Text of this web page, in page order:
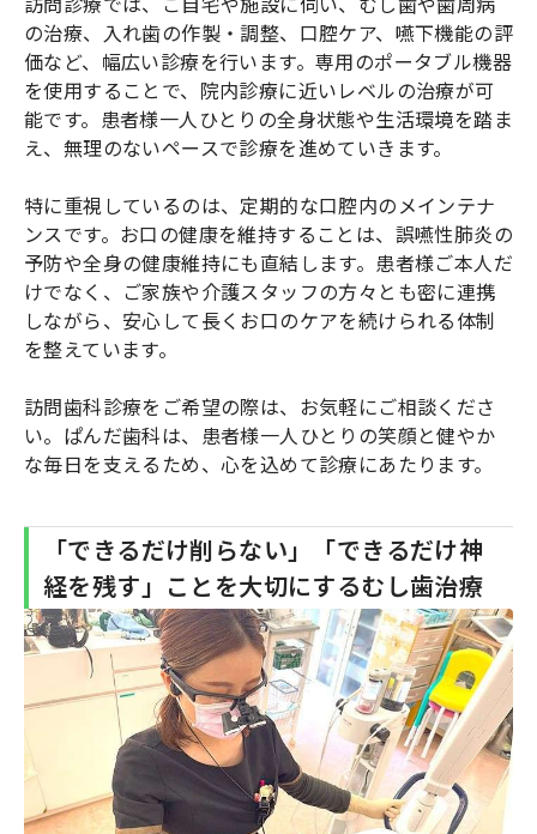
の治療、入れ歯の作製・調整、口腔ケア、嚥下機能の評
価など、幅広い診療を行います。専用のポータブル機器
を使用することで、院内診療に近いレベルの治療が可
能です。患者様一人ひとりの全身状態や生活環境を踏ま
え、無理のないペースで診療を進めていきます。
特に重視しているのは、定期的な口腔内のメインテナ
ンスです。お口の健康を維持することは、誤嚥性肺炎の
予防や全身の健康維持にも直結します。患者様ご本人だ
けでなく、ご家族や介護スタッフの方々とも密に連携
しながら、安心して長くお口のケアを続けられる体制
を整えています。
訪問歯科診療をご希望の際は、お気軽にご相談くださ
い。ぱんだ歯科は、患者様一人ひとりの笑顔と健やか
な毎日を支えるため、心を込めて診療にあたります。
「できるだけ削らない」「できるだけ神
経を残す」ことを大切にするむし歯治療